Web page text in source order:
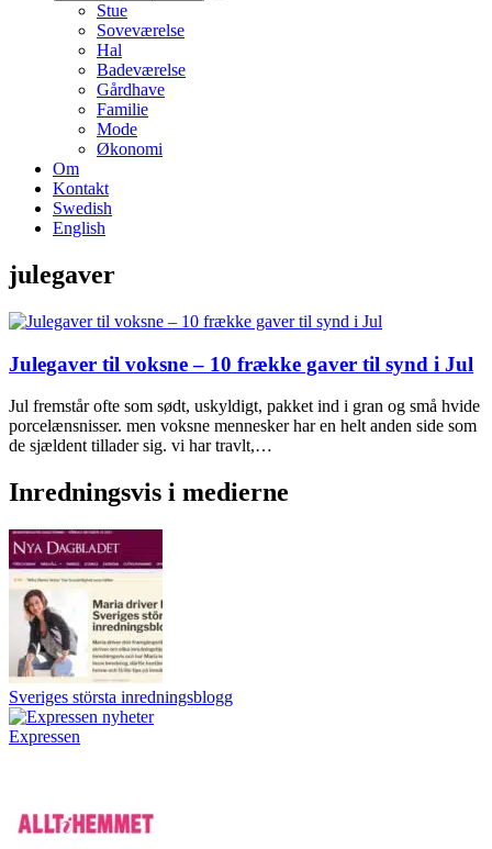
Stue
Soveværelse
Hal
Badeværelse
Gårdhave
Familie
Mode
Økonomi
Om
Kontakt
Swedish
English
julegaver
Julegaver til voksne – 10 frække gaver til synd i Jul
Jul fremstår ofte som sødt, uskyldigt, pakket ind i gran og små hvide
porcelænsnisser. men voksne mennesker har en helt anden side som
de sjældent tillader sig. vi har travlt,…
Inredningsvis i medierne
Sveriges största inredningsblogg
Expressen